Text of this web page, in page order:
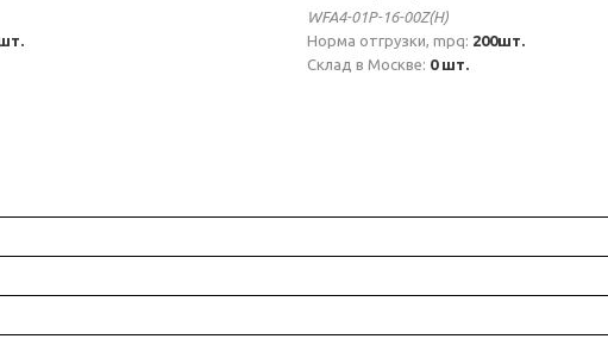
WFA4-01P-16-00Z(H)
Норма отгрузки, mpq: 200шт.
Склад в Москве: 0 шт.